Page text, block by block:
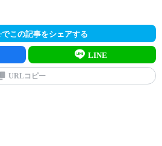
この記事をシェアする
LINE
URLコピー